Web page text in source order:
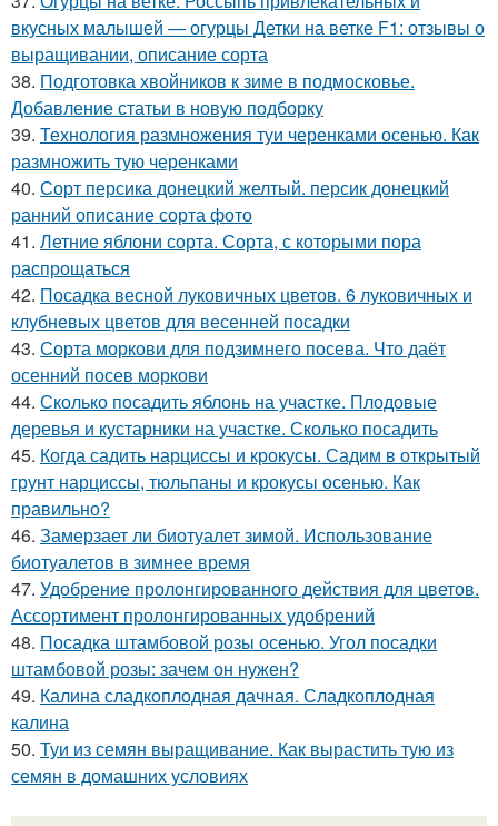
вкусных малышей — огурцы Детки на ветке F1: отзывы о
выращивании, описание сорта
38. Подготовка хвойников к зиме в подмосковье.
Добавление статьи в новую подборку
39. Технология размножения туи черенками осенью. Как
размножить тую черенками
40. Сорт персика донецкий желтый. персик донецкий
ранний описание сорта фото
41. Летние яблони сорта. Сорта, с которыми пора
распрощаться
42. Посадка весной луковичных цветов. 6 луковичных и
клубневых цветов для весенней посадки
43. Сорта моркови для подзимнего посева. Что даёт
осенний посев моркови
44. Сколько посадить яблонь на участке. Плодовые
деревья и кустарники на участке. Сколько посадить
45. Когда садить нарциссы и крокусы. Садим в открытый
грунт нарциссы, тюльпаны и крокусы осенью. Как
правильно?
46. Замерзает ли биотуалет зимой. Использование
биотуалетов в зимнее время
47. Удобрение пролонгированного действия для цветов.
Ассортимент пролонгированных удобрений
48. Посадка штамбовой розы осенью. Угол посадки
штамбовой розы: зачем он нужен?
49. Калина сладкоплодная дачная. Сладкоплодная
калина
50. Туи из семян выращивание. Как вырастить тую из
семян в домашних условиях